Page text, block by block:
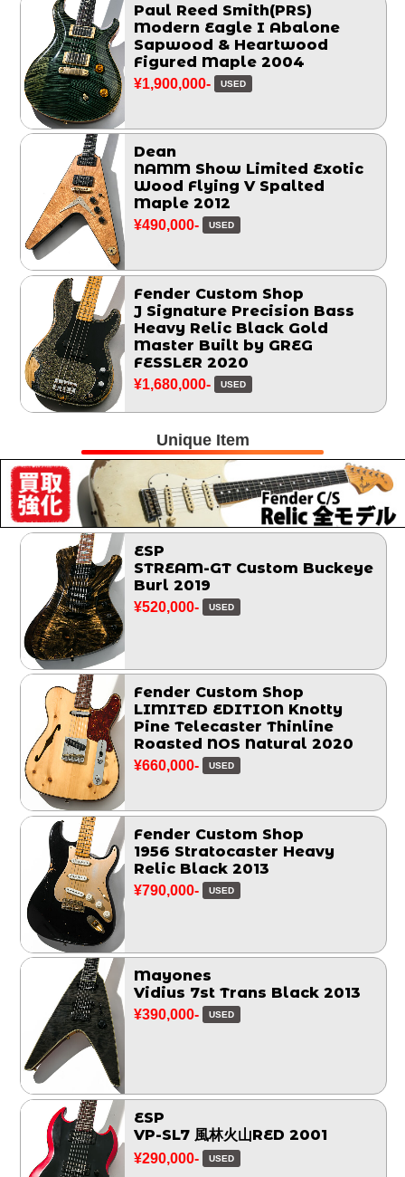
Paul Reed Smith(PRS)
Modern Eagle I Abalone
Sapwood & Heartwood
Figured Maple 2004
¥1,900,000- USED
Dean
NAMM Show Limited Exotic
Wood Flying V Spalted
Maple 2012
¥490,000- USED
Fender Custom Shop
J Signature Precision Bass
Heavy Relic Black Gold
Master Built by GREG
FESSLER 2020
¥1,680,000- USED
Unique Item
ESP
STREAM-GT Custom Buckeye
Burl 2019
¥520,000- USED
Fender Custom Shop
LIMITED EDITION Knotty
Pine Telecaster Thinline
Roasted NOS Natural 2020
¥660,000- USED
Fender Custom Shop
1956 Stratocaster Heavy
Relic Black 2013
¥790,000- USED
Mayones
Vidius 7st Trans Black 2013
¥390,000- USED
ESP
VP-SL7 風林火山RED 2001
¥290,000- USED